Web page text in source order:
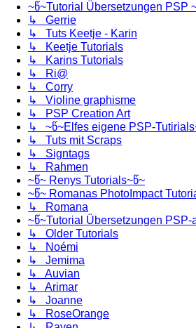
~წ~Tutorial Übersetzungen PSP
↳ Gerrie
↳ Tuts Keetje - Karin
↳ Keetje Tutorials
↳ Karins Tutorials
↳ Ri@
↳ Corry
↳ Violine graphisme
↳ PSP Creation Art
↳ ~წ~Elfes eigene PSP-
↳ Tuts mit Scraps
↳ Signtags
↳ Rahmen
~წ~ Renys Tutorials~წ~
~წ~ Romanas PhotoImpact
↳ Romana
~წ~Tutorial Übersetzungen PSP-
↳ Older Tutorials
↳ Noémi
↳ Jemima
↳ Auvian
↳ Arimar
↳ Joanne
↳ RoseOrange